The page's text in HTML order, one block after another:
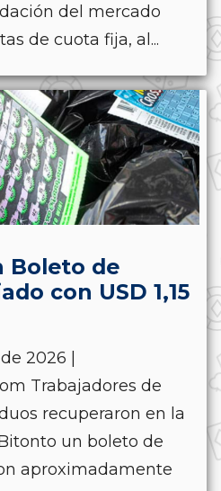
del mercado
de cuota fija, al...
Boleto de
con USD 1,15
2026 |
Trabajadores de
recuperaron en la
un boleto de
aproximadamente